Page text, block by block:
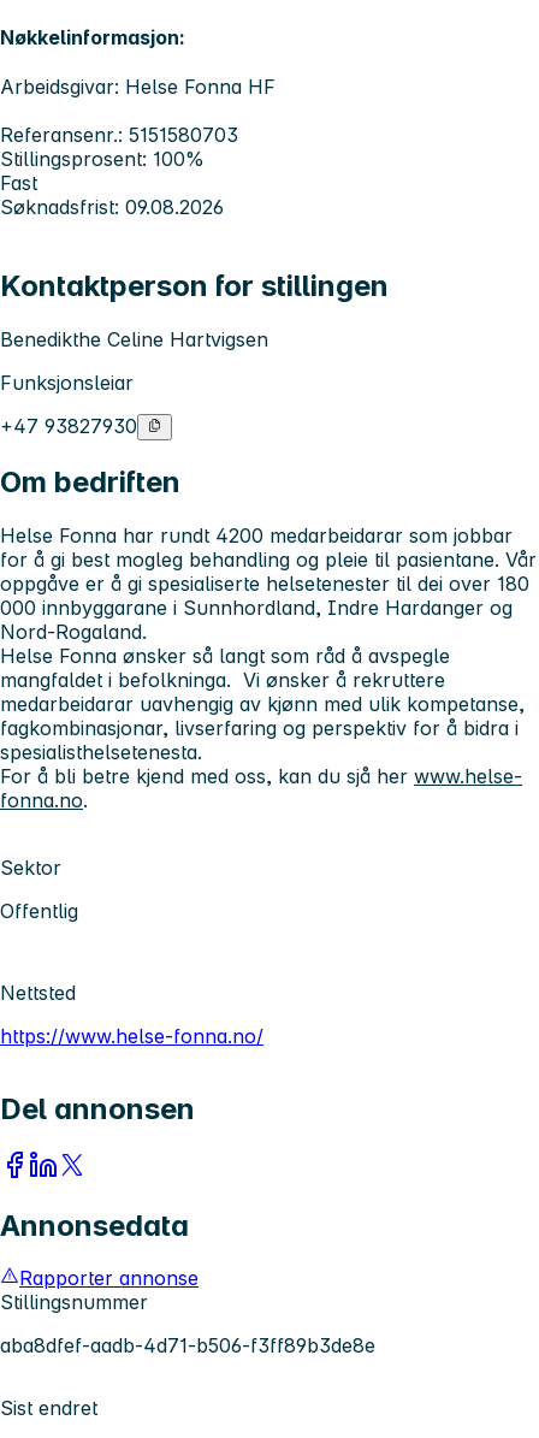
Nøkkelinformasjon:
Arbeidsgivar: Helse Fonna HF
Referansenr.: 5151580703
Stillingsprosent: 100%
Fast
Søknadsfrist: 09.08.2026
Kontaktperson for stillingen
Benedikthe Celine Hartvigsen
Funksjonsleiar
+47 93827930
Om bedriften
Helse Fonna har rundt 4200 medarbeidarar som jobbar
for å gi best mogleg behandling og pleie til pasientane. Vår
oppgåve er å gi spesialiserte helsetenester til dei over 180
000 innbyggarane i Sunnhordland, Indre Hardanger og
Nord-Rogaland.
Helse Fonna ønsker så langt som råd å avspegle
mangfaldet i befolkninga. Vi ønsker å rekruttere
medarbeidarar uavhengig av kjønn med ulik kompetanse,
fagkombinasjonar, livserfaring og perspektiv for å bidra i
spesialisthelsetenesta.
For å bli betre kjend med oss, kan du sjå her www.helse-
fonna.no.
Sektor
Offentlig
Nettsted
https://www.helse-fonna.no/
Del annonsen
Annonsedata
Rapporter annonse
Stillingsnummer
aba8dfef-aadb-4d71-b506-f3ff89b3de8e
Sist endret